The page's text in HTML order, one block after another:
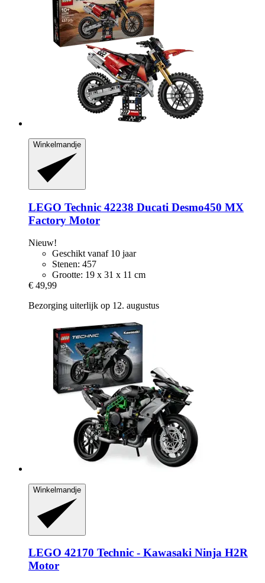
Winkelmandje
LEGO Technic 42238 Ducati Desmo450 MX
Factory Motor
Nieuw!
Geschikt vanaf 10 jaar
Stenen: 457
Grootte: 19 x 31 x 11 cm
€ 49,99
Bezorging uiterlijk op 12. augustus
Winkelmandje
LEGO 42170 Technic -​ Kawasaki Ninja H2R
Motor